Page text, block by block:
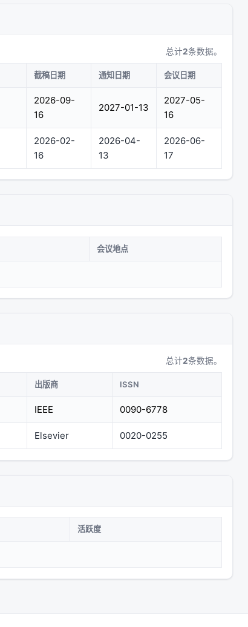
总计2条数据。
截稿日期 通知日期 会议日期
2026-09-
16
2027-01-13
2027-05-
16
2026-02-
16
2026-04-
13
2026-06-
17
会议地点
总计2条数据。
出版商 ISSN
IEEE 0090-6778
Elsevier 0020-0255
活跃度